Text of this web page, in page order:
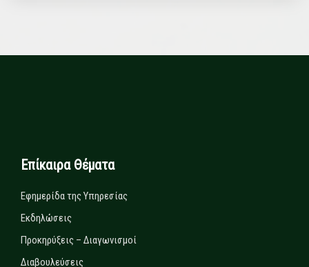
Επίκαιρα Θέματα
Εφημερίδα της Υπηρεσίας
Εκδηλώσεις
Προκηρύξεις – Διαγωνισμοί
Διαβουλεύσεις